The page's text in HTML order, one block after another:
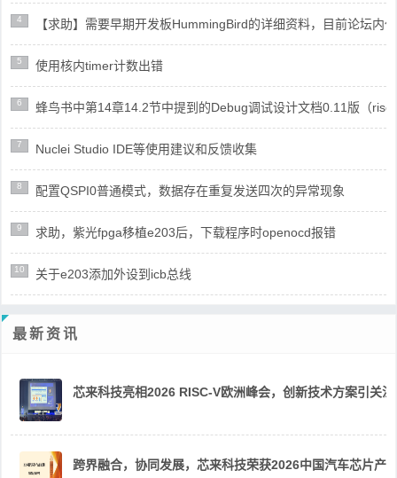
4 【求助】需要早期开发板HummingBird的详细资料，目前论坛内
5 使用核内timer计数出错
6 蜂鸟书中第14章14.2节中提到的Debug调试设计文档0.11版（
7 Nuclei Studio IDE等使用建议和反馈收集
8 配置QSPI0普通模式，数据存在重复发送四次的异常现象
9 求助，紫光fpga移植e203后，下载程序时openocd报错
10 关于e203添加外设到icb总线
最新资讯
芯来科技亮相2026 RISC-V欧洲峰会，创新技术方案引关注
跨界融合，协同发展，芯来科技荣获2026中国汽车芯片产